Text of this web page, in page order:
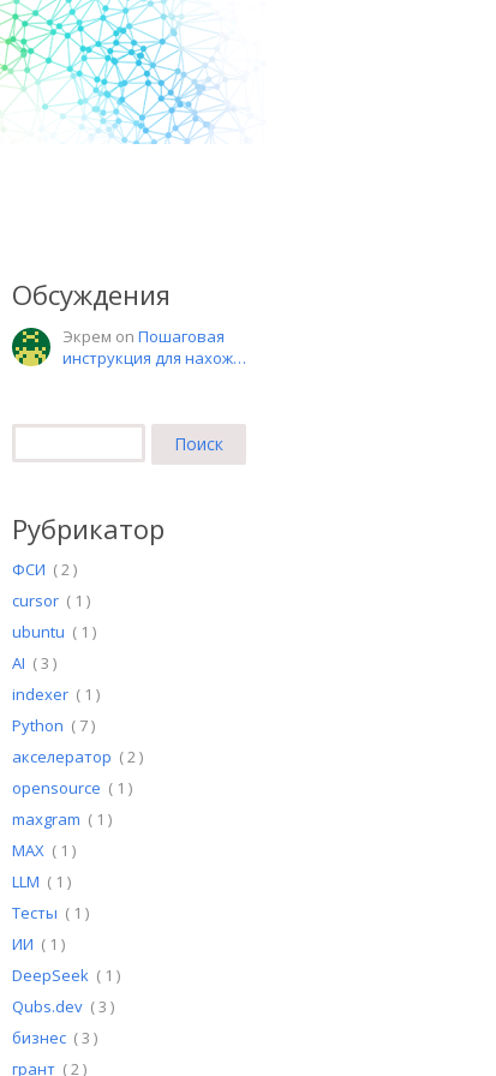
Обсуждения
Экрем on Пошаговая
инструкция для нахож…
Найти:
Рубрикатор
ФСИ ( 2 )
cursor( 1 )
ubuntu ( 1 )
AI ( 3 )
indexer( 1 )
Python ( 7 )
акселератор ( 2 )
opensource ( 1 )
maxgram ( 1 )
MAX( 1 )
LLM ( 1 )
Тесты ( 1 )
ИИ ( 1 )
DeepSeek( 1 )
Qubs.dev( 3 )
бизнес( 3 )
грант( 2 )